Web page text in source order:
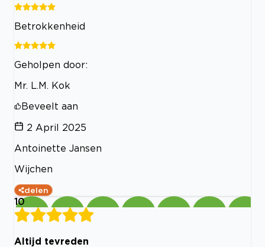
Betrokkenheid
Geholpen door:
Mr. L.M. Kok
Beveelt aan
2 April 2025
Antoinette Jansen
Wijchen
delen
10
Altijd tevreden